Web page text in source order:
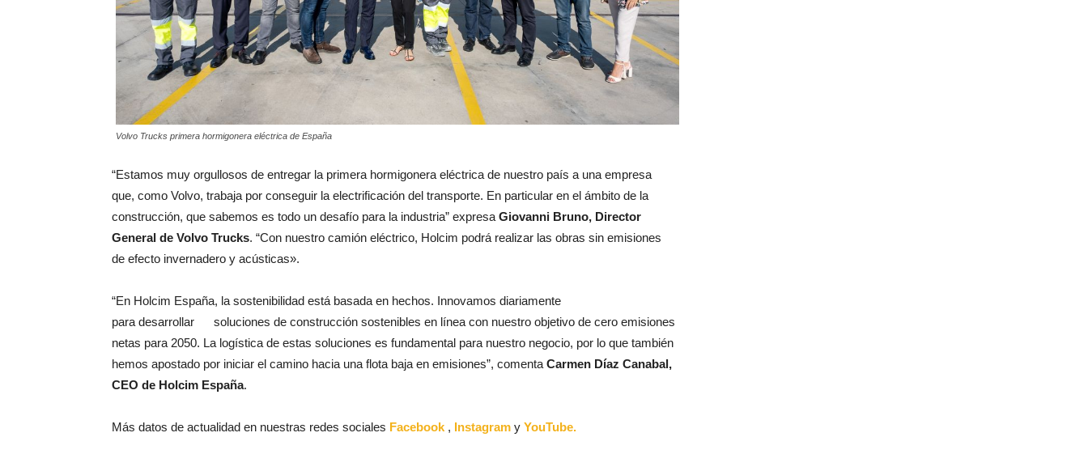
Volvo Trucks primera hormigonera eléctrica de España
“Estamos muy orgullosos de entregar la primera hormigonera eléctrica de nuestro país a una empresa
que, como Volvo, trabaja por conseguir la electrificación del transporte. En particular en el ámbito de la
construcción, que sabemos es todo un desafío para la industria” expresa Giovanni Bruno, Director
General de Volvo Trucks. “Con nuestro camión eléctrico, Holcim podrá realizar las obras sin emisiones
de efecto invernadero y acústicas».
“En Holcim España, la sostenibilidad está basada en hechos. Innovamos diariamente
para desarrollar soluciones de construcción sostenibles en línea con nuestro objetivo de cero emisiones
netas para 2050. La logística de estas soluciones es fundamental para nuestro negocio, por lo que también
hemos apostado por iniciar el camino hacia una flota baja en emisiones”, comenta Carmen Díaz Canabal,
CEO de Holcim España.
Más datos de actualidad en nuestras redes sociales Facebook , Instagram y YouTube.